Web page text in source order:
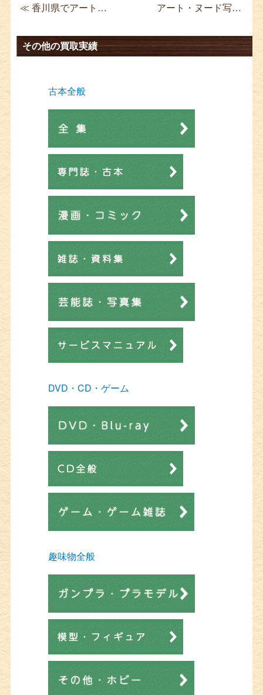
≪ 香川県でアート写真集・美術書の買取 須田一政 ソノラマ写真選書 アート・ヌード写真集買取 そこにすわろうとおもう 大橋仁 ≫
その他の買取実績
古本全般
DVD・CD・ゲーム
趣味物全般